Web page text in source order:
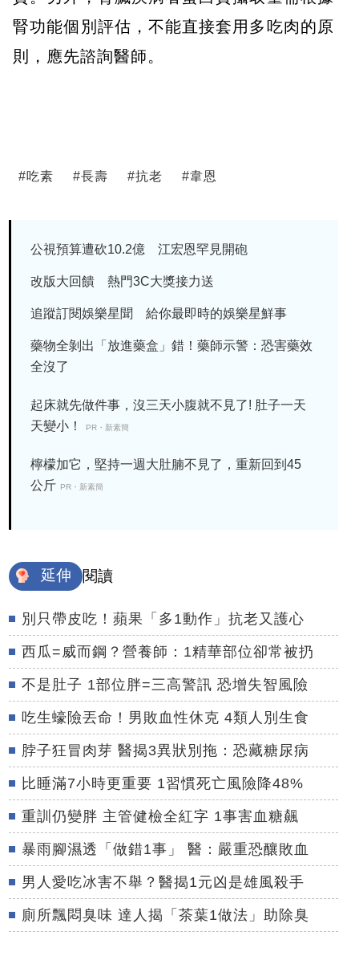
腎功能個別評估，不能直接套用多吃肉的原
則，應先諮詢醫師。
#吃素 #長壽 #抗老 #韋恩
公視預算遭砍10.2億 江宏恩罕見開砲
改版大回饋 熱門3C大獎接力送
追蹤訂閱娛樂星聞 給你最即時的娛樂星鮮事
藥物全剝出「放進藥盒」錯！藥師示警：恐害藥效
全沒了
起床就先做件事，沒三天小腹就不見了! 肚子一天
天變小！
PR・新素簡
檸檬加它，堅持一週大肚腩不見了，重新回到45
公斤 PR・新素簡
延伸 閱讀
別只帶皮吃！蘋果「多1動作」抗老又護心
西瓜=威而鋼？營養師：1精華部位卻常被扔
不是肚子 1部位胖=三高警訊 恐增失智風險
吃生蠔險丟命！男敗血性休克 4類人別生食
脖子狂冒肉芽 醫揭3異狀別拖：恐藏糖尿病
比睡滿7小時更重要 1習慣死亡風險降48%
重訓仍變胖 主管健檢全紅字 1事害血糖飆
暴雨腳濕透「做錯1事」 醫：嚴重恐釀敗血
男人愛吃冰害不舉？醫揭1元凶是雄風殺手
廁所飄悶臭味 達人揭「茶葉1做法」助除臭